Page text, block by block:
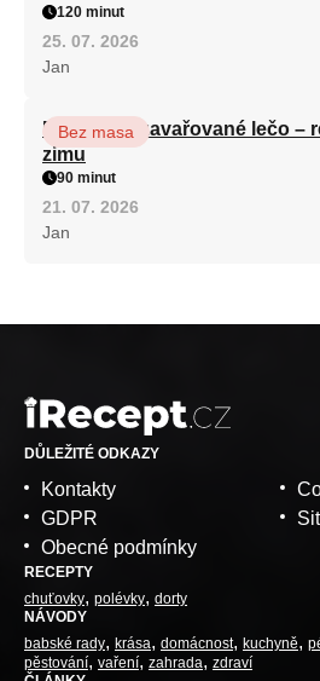
120 minut
25. 07. 2026
Jan
Babiččino zavařované lečo –
zimu
Bez masa
90 minut
21. 07. 2026
Jan
DŮLEŽITÉ ODKAZY
Kontakty
GDPR
Obecné podmínky
RECEPTY
chuťovky polévky dorty
NÁVODY
babské rady krása domácnost kuchyně
pěstování vaření zahrada
zdraví